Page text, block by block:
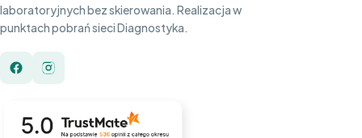
laboratoryjnych bez skierowania. Realizacja w
punktach pobrań sieci Diagnostyka.